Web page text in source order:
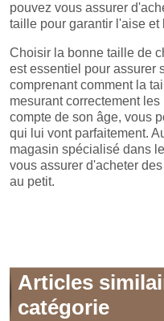
pouvez vous assurer
taille pour garantir l'aise et
Choisir la bonne taille de
est essentiel pour assurer
comprenant comment la
mesurant correctement
compte de son âge, vous
qui lui vont parfaitement.
magasin spécialisé dans
vous assurer d'acheter
au petit.
Articles
catégorie